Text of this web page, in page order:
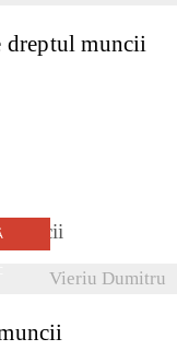
dreptul muncii
Vieriu Dumitru
VEZI DETALII